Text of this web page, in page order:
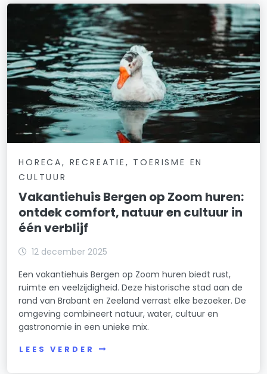
HORECA, RECREATIE, TOERISME EN
CULTUUR
Vakantiehuis Bergen op Zoom huren:
ontdek comfort, natuur en cultuur in
één verblijf
12 december 2025
Een vakantiehuis Bergen op Zoom huren biedt rust,
ruimte en veelzijdigheid. Deze historische stad aan de
rand van Brabant en Zeeland verrast elke bezoeker. De
omgeving combineert natuur, water, cultuur en
gastronomie in een unieke mix.
LEES VERDER